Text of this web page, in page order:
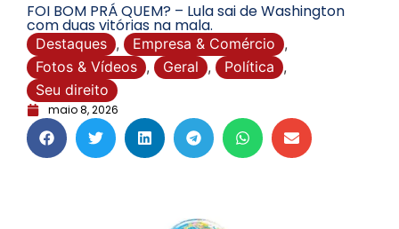
FOI BOM PRÁ QUEM? – Lula sai de Washington
com duas vitórias na mala.
Destaques , Empresa & Comércio ,
Fotos & Vídeos , Geral , Política ,
Seu direito
maio 8, 2026